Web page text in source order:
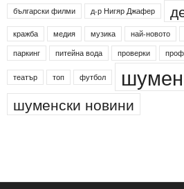
български филми
д-р Нигяр Джафер
кражба медия музика най-новото
паркинг питейна вода проверки
театър топ футбол шумен
шуменски новини